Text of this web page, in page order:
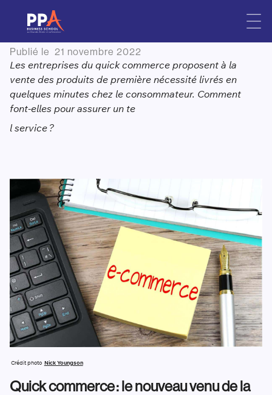
Qu’est-ce que le « quick
commerce » ?
Publié le 21 novembre 2022
Les entreprises du quick commerce proposent à la
vente des produits de première nécessité livrés en
quelques minutes chez le consommateur. Comment
font-elles pour assurer un te
l service ?
Crédit photo Nick Youngson
Quick commerce : le nouveau venu de la